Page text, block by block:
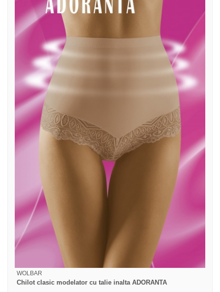
WOLBAR
Chilot clasic modelator cu talie inalta ADORANTA